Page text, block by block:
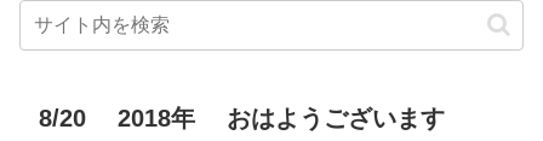
8/20 2018年 おはようございます